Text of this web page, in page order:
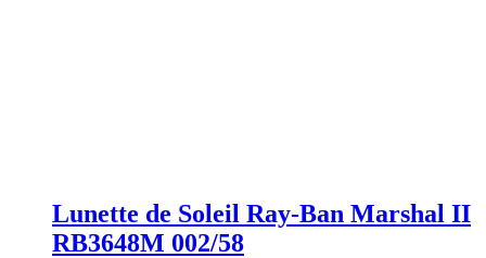
Lunette de Soleil Ray-Ban Marshal II
RB3648M 002/58